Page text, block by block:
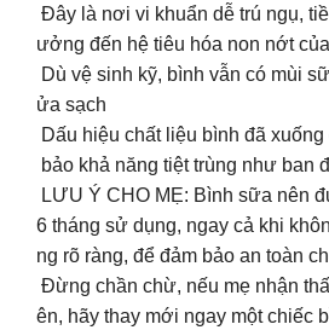
Đây là nơi vi khuẩn dễ trú ngụ,
ưởng đến hệ tiêu hóa non nớt
Dù vệ sinh kỹ, bình vẫn có mùi
ửa sạch
Dấu hiệu chất liệu bình đã
bảo khả năng tiệt trùng như ban
LƯU Ý CHO MẸ: Bình sữa nên
6 tháng sử dụng, ngay cả khi
ng rõ ràng, để đảm bảo an toàn
Đừng chần chừ, nếu mẹ nhận
ên, hãy thay mới ngay một chiếc